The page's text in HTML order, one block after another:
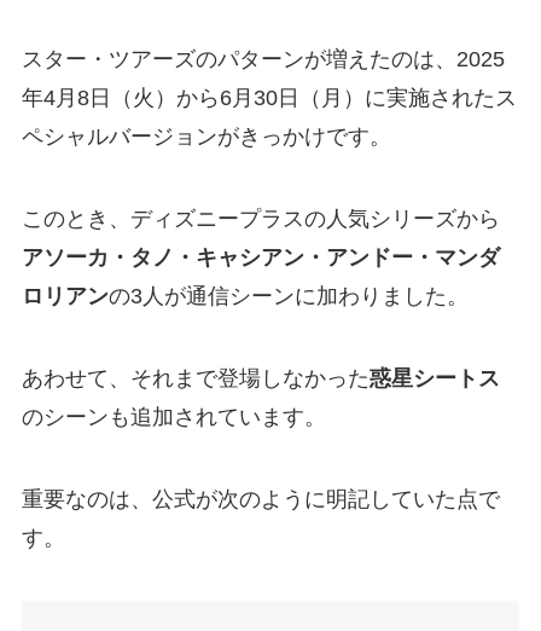
スター・ツアーズのパターンが増えたのは、2025
年4月8日（火）から6月30日（月）に実施されたス
ペシャルバージョンがきっかけです。
このとき、ディズニープラスの人気シリーズから
アソーカ・タノ・キャシアン・アンドー・マンダ
ロリアンの3人が通信シーンに加わりました。
あわせて、それまで登場しなかった惑星シートス
のシーンも追加されています。
重要なのは、公式が次のように明記していた点で
す。